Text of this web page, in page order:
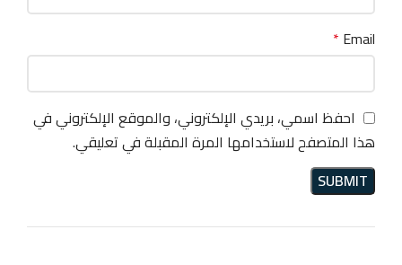
Email
*
احفظ اسمي، بريدي الإلكتروني، والموقع الإلكتروني في
هذا المتصفح لاستخدامها المرة المقبلة في تعليقي.